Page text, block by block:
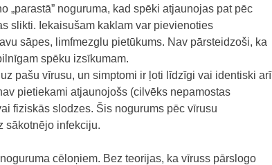
„parastā” noguruma, kad spēki atjaunojas pat pēc
slikti. Iekaisušam kaklam var pievienoties
sāpes, limfmezglu pietūkums. Nav pārsteidzoši, ka
spēku izsīkumam.
pašu vīrusu, un simptomi ir ļoti līdzīgi vai identiski arī
pietiekami atjaunojošs (cilvēks nepamostas
fiziskās slodzes. Šis nogurums pēc vīrusu
sākotnējo infekciju.
cēloņiem. Bez teorijas, ka vīruss pārslogo